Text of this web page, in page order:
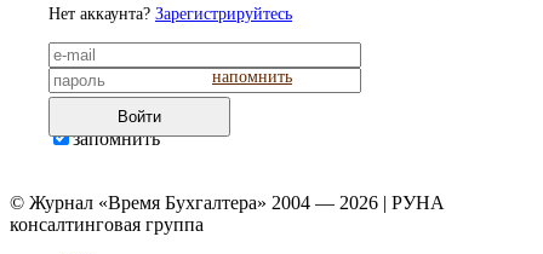
Нет аккаунта? Зарегистрируйтесь
напомнить
Войти
запомнить
© Журнал «Время Бухгалтера» 2004 — 2026 | РУНА
консалтинговая группа